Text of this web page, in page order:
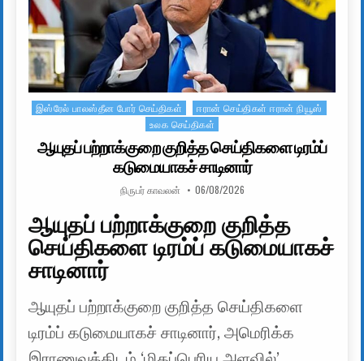
Posted in
இஸ்ரேல் பாலஸ்தீன போர் செய்திகள்
ஈரான் செய்திகள் ஈரான் நியூஸ்
உலக செய்திகள்
ஆயுதப் பற்றாக்குறை குறித்த செய்திகளை டிரம்ப்
கடுமையாகச் சாடினார்
AUTHOR:
நிருபர் காவலன் PUBLISHED DATE:
06/08/2026
ஆயுதப் பற்றாக்குறை குறித்த
செய்திகளை டிரம்ப் கடுமையாகச்
சாடினார்
ஆயுதப் பற்றாக்குறை குறித்த செய்திகளை
டிரம்ப் கடுமையாகச் சாடினார், அமெரிக்க